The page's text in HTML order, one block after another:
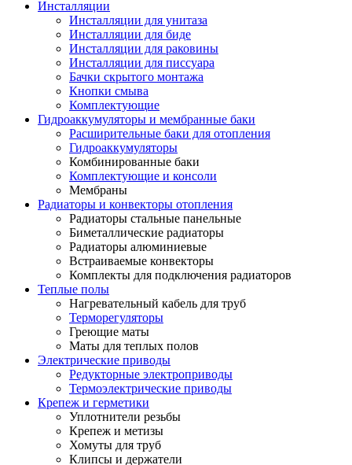
Инсталляции
Инсталляции для унитаза
Инсталляции для биде
Инсталляции для раковины
Инсталляции для писсуара
Бачки скрытого монтажа
Кнопки смыва
Комплектующие
Гидроаккумуляторы и мембранные баки
Расширительные баки для отопления
Гидроаккумуляторы
Комбинированные баки
Комплектующие и консоли
Мембраны
Радиаторы и конвекторы отопления
Радиаторы стальные панельные
Биметаллические радиаторы
Радиаторы алюминиевые
Встраиваемые конвекторы
Комплекты для подключения радиаторов
Теплые полы
Нагревательный кабель для труб
Терморегуляторы
Греющие маты
Маты для теплых полов
Электрические приводы
Редукторные электроприводы
Термоэлектрические приводы
Крепеж и герметики
Уплотнители резьбы
Крепеж и метизы
Хомуты для труб
Клипсы и держатели